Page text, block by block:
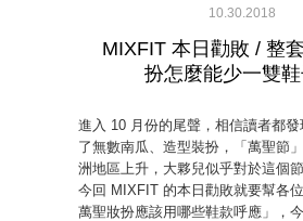
10.30.2018
MIXFIT 本日勸敗 / 整
扮怎麼能少一雙鞋
進入 10 月份的尾聲，相信讀者都
了無數南瓜、造型裝扮，「萬聖節
洲地區上升，大夥兒似乎對於這個
今回 MIXFIT 的本日勸敗就要幫各
萬聖妝扮應該用哪些鞋款呼應」，